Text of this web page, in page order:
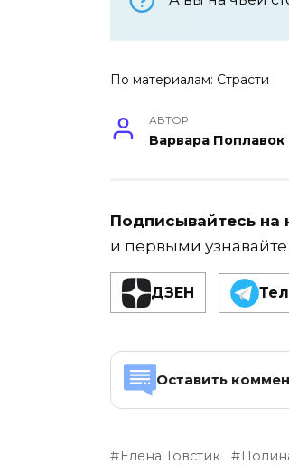
По материалам: Страсти
АВТОР
Варвара Поплавок
Подписывайтесь на
и первыми
ДЗЕН
Оставить
Елена Товстик